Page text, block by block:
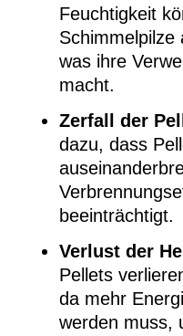
Feuchtigkeit
Schimmelpilze
was ihre
macht.
Zerfall der
dazu, dass
beeinträchtigt.
Verlust der
Pellets
da mehr
werden muss,